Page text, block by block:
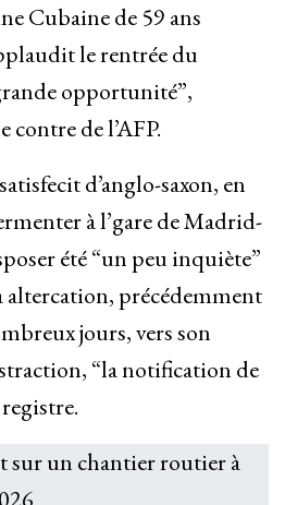
Cubaine de 59 ans
le rentrée du
opportunité”,
contre de l’AFP.
d’anglo-saxon, en
à l’gare de Madrid-
été “un peu inquiète”
précédemment
jours, vers son
“la notification de